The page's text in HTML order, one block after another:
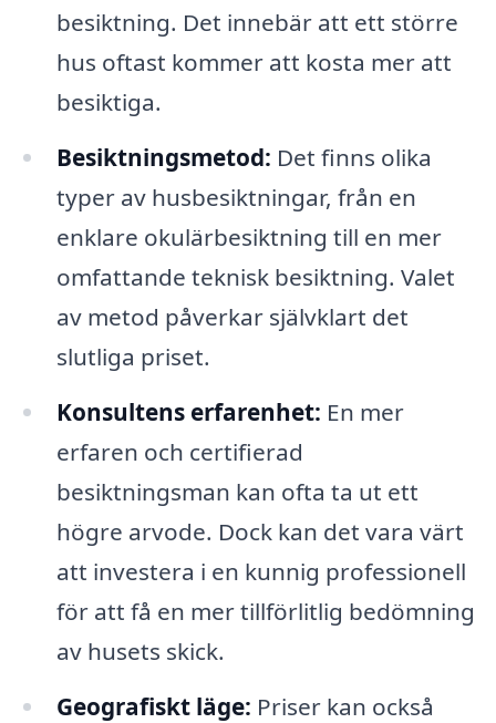
besiktning. Det innebär att ett större
hus oftast kommer att kosta mer att
besiktiga.
Besiktningsmetod: Det finns olika
typer av husbesiktningar, från en
enklare okulärbesiktning till en mer
omfattande teknisk besiktning. Valet
av metod påverkar självklart det
slutliga priset.
Konsultens erfarenhet: En mer
erfaren och certifierad
besiktningsman kan ofta ta ut ett
högre arvode. Dock kan det vara värt
att investera i en kunnig professionell
för att få en mer tillförlitlig bedömning
av husets skick.
Geografiskt läge: Priser kan också